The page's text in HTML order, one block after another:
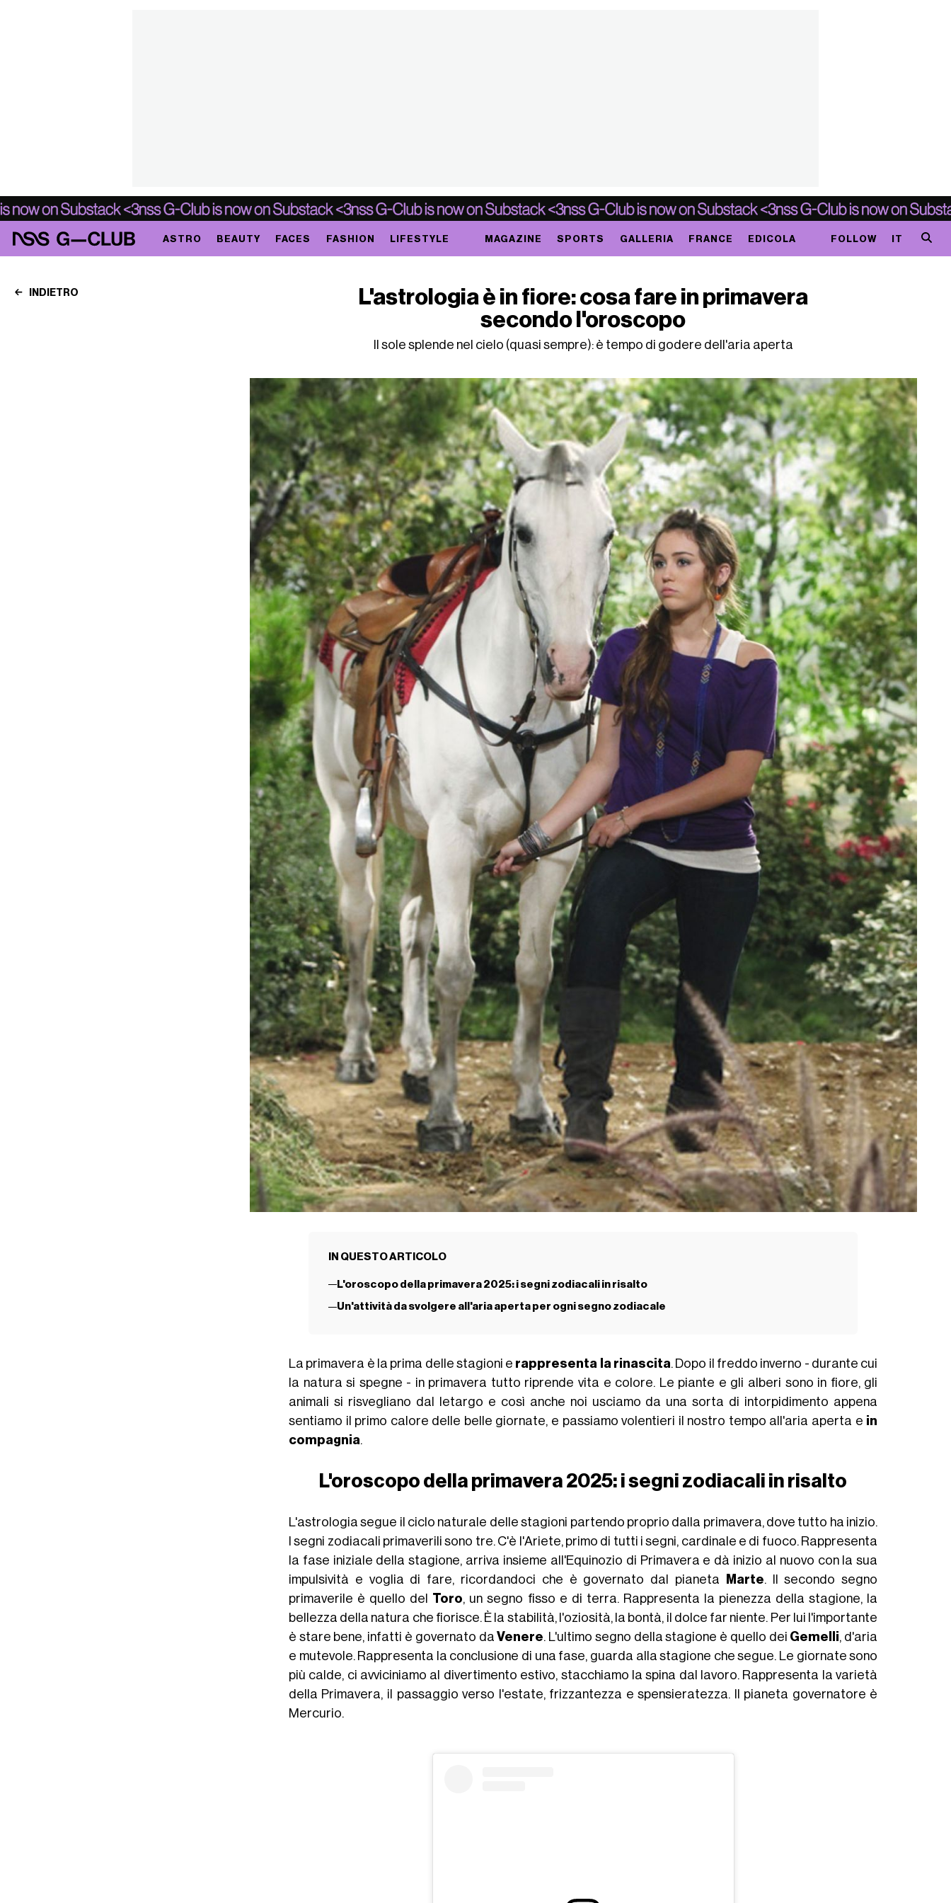
ASTRO BEAUTY FACES FASHION LIFESTYLE MAGAZINE SPORTS GALLERIA FRANCE EDICOLA FOLLOW IT
INDIETRO
L'astrologia è in fiore: cosa fare in primavera
secondo l'oroscopo
Il sole splende nel cielo (quasi sempre): è tempo di godere dell'aria aperta
IN QUESTO ARTICOLO
L'oroscopo della primavera 2025: i segni zodiacali in risalto
Un'attività da svolgere all'aria aperta per ogni segno zodiacale
La primavera è la prima delle stagioni e rappresenta la rinascita. Dopo il freddo inverno - durante cui
la natura si spegne - in primavera tutto riprende vita e colore. Le piante e gli alberi sono in fiore, gli
animali si risvegliano dal letargo e così anche noi usciamo da una sorta di intorpidimento appena
sentiamo il primo calore delle belle giornate, e passiamo volentieri il nostro tempo all'aria aperta e in
compagnia.
L'oroscopo della primavera 2025: i segni zodiacali in risalto
L'astrologia segue il ciclo naturale delle stagioni partendo proprio dalla primavera, dove tutto ha inizio.
I segni zodiacali primaverili sono tre. C'è l'Ariete, primo di tutti i segni, cardinale e di fuoco. Rappresenta
la fase iniziale della stagione, arriva insieme all'Equinozio di Primavera e dà inizio al nuovo con la sua
impulsività e voglia di fare, ricordandoci che è governato dal pianeta
Marte. Il secondo segno
primaverile è quello del Toro, un segno fisso e di terra. Rappresenta la pienezza della stagione, la
bellezza della natura che fiorisce. È la stabilità, l'oziosità, la bontà, il dolce far niente. Per lui l'importante
è stare bene, infatti è governato daVenere. L'ultimo segno della stagione è quello dei Gemelli, d'aria
e mutevole. Rappresenta la conclusione di una fase, guarda alla stagione che segue. Le giornate sono
più calde, ci avviciniamo al divertimento estivo, stacchiamo la spina dal lavoro. Rappresenta la varietà
della Primavera, il passaggio verso l'estate, frizzantezza e spensieratezza. Il pianeta governatore è
Mercurio.